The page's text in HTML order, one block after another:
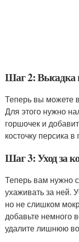
Шаг 2: Высадка
Теперь вы можете
Для этого нужно
горшочек и
косточку персика
Шаг 3: Уход за
Теперь вам нужно
ухаживать за ней.
но не слишком
добавьте немного
удалите лишнюю